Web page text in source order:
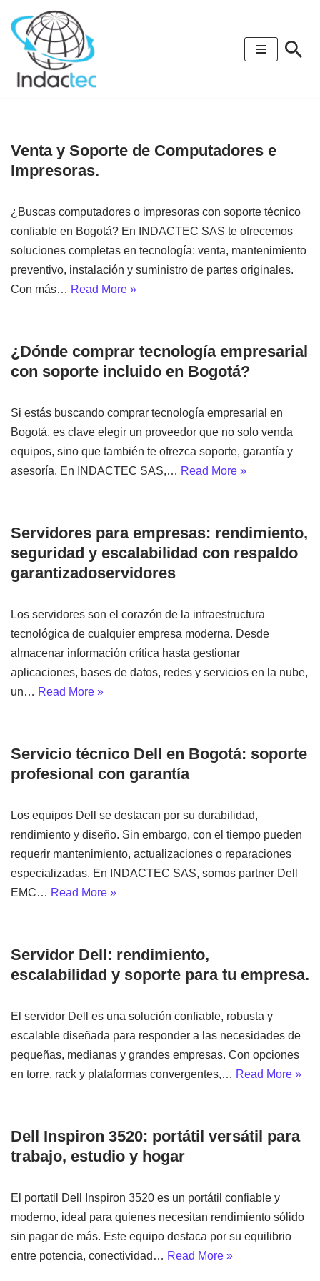
Saltar
contenido
Venta y Soporte de Computadores e
Impresoras.
¿Buscas computadores o impresoras con soporte técnico
confiable en Bogotá? En INDACTEC SAS te ofrecemos
soluciones completas en tecnología: venta, mantenimiento
preventivo, instalación y suministro de partes originales.
Con más… Read More »
¿Dónde comprar tecnología empresarial
con soporte incluido en Bogotá?
Si estás buscando comprar tecnología empresarial en
Bogotá, es clave elegir un proveedor que no solo venda
equipos, sino que también te ofrezca soporte, garantía y
asesoría. En INDACTEC SAS,… Read More »
Servidores para empresas: rendimiento,
seguridad y escalabilidad con respaldo
garantizadoservidores
Los servidores son el corazón de la infraestructura
tecnológica de cualquier empresa moderna. Desde
almacenar información crítica hasta gestionar
aplicaciones, bases de datos, redes y servicios en la nube,
un… Read More »
Servicio técnico Dell en Bogotá: soporte
profesional con garantía
Los equipos Dell se destacan por su durabilidad,
rendimiento y diseño. Sin embargo, con el tiempo pueden
requerir mantenimiento, actualizaciones o reparaciones
especializadas. En INDACTEC SAS, somos partner Dell
EMC… Read More »
Servidor Dell: rendimiento,
escalabilidad y soporte para tu empresa.
El servidor Dell es una solución confiable, robusta y
escalable diseñada para responder a las necesidades de
pequeñas, medianas y grandes empresas. Con opciones
en torre, rack y plataformas convergentes,… Read More »
Dell Inspiron 3520: portátil versátil para
trabajo, estudio y hogar
El portatil Dell Inspiron 3520 es un portátil confiable y
moderno, ideal para quienes necesitan rendimiento sólido
sin pagar de más. Este equipo destaca por su equilibrio
entre potencia, conectividad… Read More »